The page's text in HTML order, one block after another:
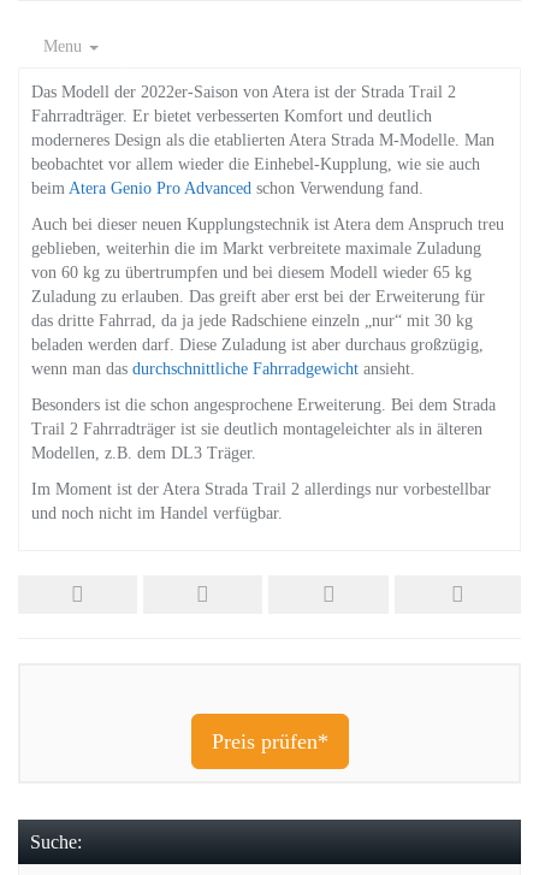
Menu
Das Modell der 2022er-Saison von Atera ist der Strada Trail 2
Fahrradträger. Er bietet verbesserten Komfort und deutlich
moderneres Design als die etablierten Atera Strada M-Modelle. Man
beobachtet vor allem wieder die Einhebel-Kupplung, wie sie auch
beim Atera Genio Pro Advanced schon Verwendung fand.
Auch bei dieser neuen Kupplungstechnik ist Atera dem Anspruch treu
geblieben, weiterhin die im Markt verbreitete maximale Zuladung
von 60 kg zu übertrumpfen und bei diesem Modell wieder 65 kg
Zuladung zu erlauben. Das greift aber erst bei der Erweiterung für
das dritte Fahrrad, da ja jede Radschiene einzeln „nur“ mit 30 kg
beladen werden darf. Diese Zuladung ist aber durchaus großzügig,
wenn man das durchschnittliche Fahrradgewicht ansieht.
Besonders ist die schon angesprochene Erweiterung. Bei dem Strada
Trail 2 Fahrradträger ist sie deutlich montageleichter als in älteren
Modellen, z.B. dem DL3 Träger.
Im Moment ist der Atera Strada Trail 2 allerdings nur vorbestellbar
und noch nicht im Handel verfügbar.
Preis prüfen*
Suche: